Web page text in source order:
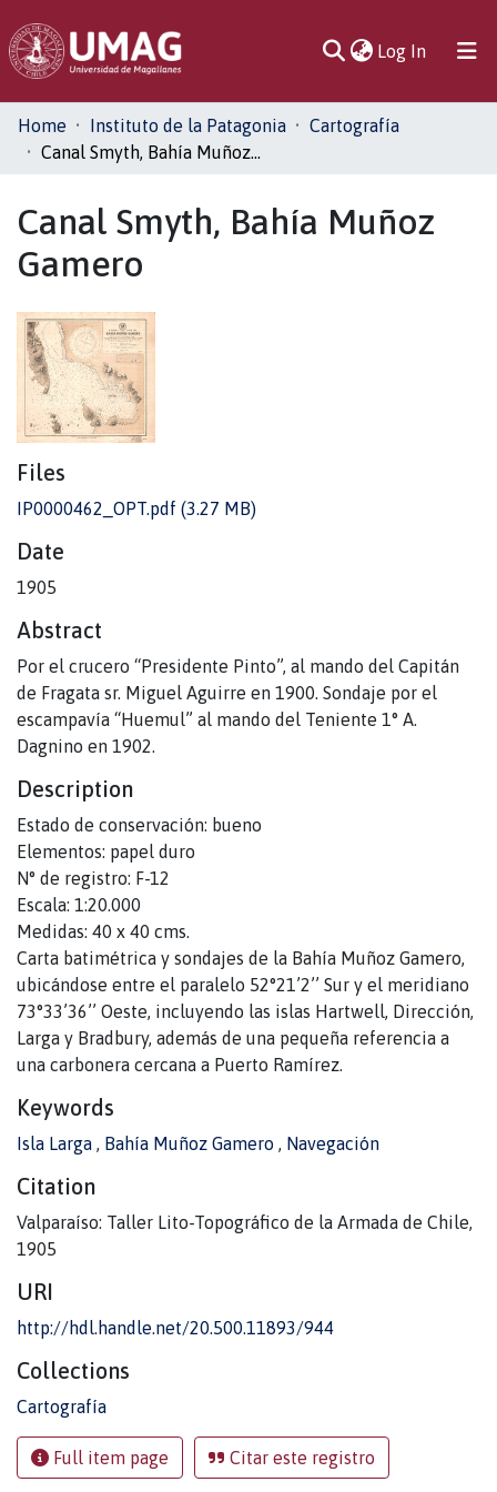
Log In(current)
Communities
& Collections
Statistics
Home Instituto de la Patagonia
Cartografía
Canal Smyth, Bahía Muñoz Gamero
Canal Smyth, Bahía Muñoz
Gamero
Files
IP0000462_OPT.pdf (3.27 MB)
Date
1905
Abstract
Por el crucero “Presidente Pinto”, al mando del Capitán
de Fragata sr. Miguel Aguirre en 1900. Sondaje por el
escampavía “Huemul” al mando del Teniente 1° A.
Dagnino en 1902.
Description
Estado de conservación: bueno
Elementos: papel duro
N° de registro: F-12
Escala: 1:20.000
Medidas: 40 x 40 cms.
Carta batimétrica y sondajes de la Bahía Muñoz Gamero,
ubicándose entre el paralelo 52°21’2’’ Sur y el meridiano
73°33’36’’ Oeste, incluyendo las islas Hartwell, Dirección,
Larga y Bradbury, además de una pequeña referencia a
una carbonera cercana a Puerto Ramírez.
Keywords
Isla Larga , Bahía Muñoz Gamero , Navegación
Citation
Valparaíso: Taller Lito-Topográfico de la Armada de Chile,
1905
URI
http://hdl.handle.net/20.500.11893/944
Collections
Cartografía
Full item page Citar este registro